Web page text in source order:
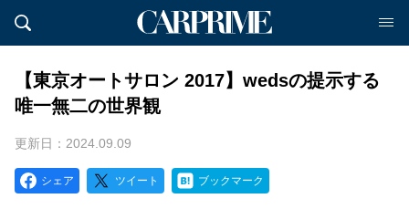
【東京オートサロン 2017】wedsの提示する
唯一無二の世界観
更新日：2024.09.09
シェア ツイート ブックマーク